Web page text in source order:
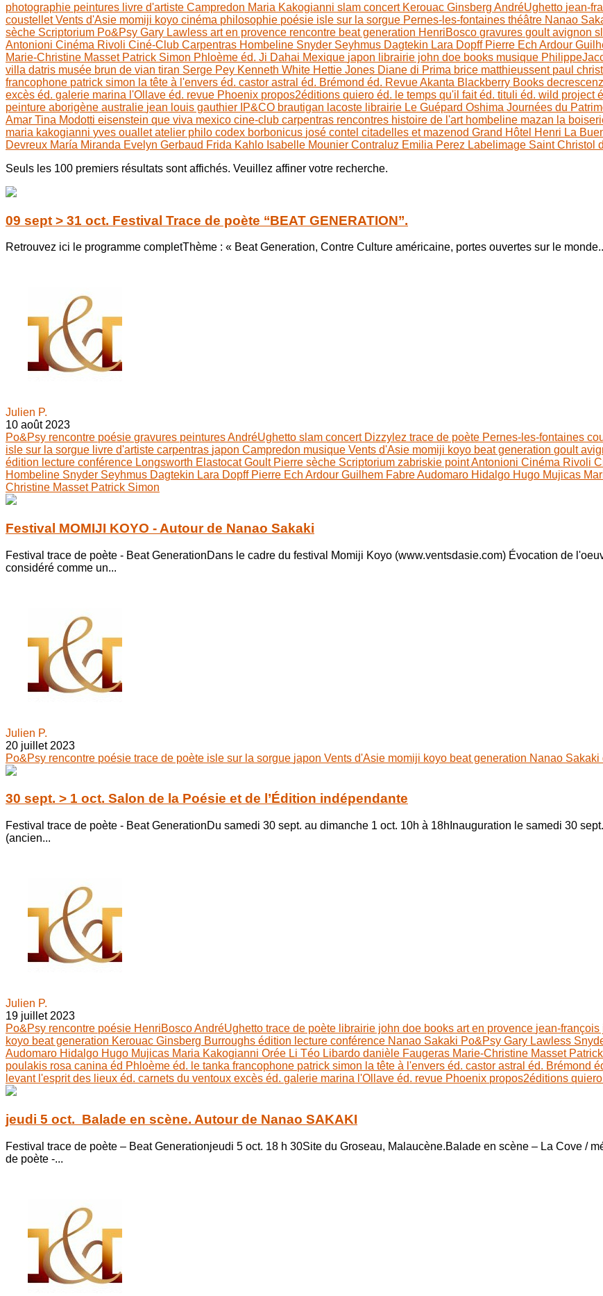
photographie peintures livre d'artiste Campredon Maria Kakogianni slam concert Kerouac Ginsberg AndréUghetto jean-
coustelletVents d'Asie momiji koyo cinéma philosophie poésie isle sur la sorgue Pernes-les-fontaines théâtre Nanao
sèche Scriptorium Po&Psy Gary Lawless art en provence rencontre beat generation HenriBosco gravures goultavignon
Antonioni Cinéma Rivoli Ciné-Club Carpentras Hombeline Snyder Seyhmus Dagtekin Lara Dopff Pierre Ech Ardour
Marie-Christine Masset Patrick Simon Phloème éd. Ji Dahai Mexique japon librairie john doe books musique
villa datris musée brun de vian tiran Serge Pey Kenneth White Hettie Jones Diane di Prima brice matthieussent paul
francophone patrick simon la tête à l'envers éd. castor astral éd. Brémond éd. Revue Akanta Blackberry Books
excès éd. galerie marina l'Ollave éd. revue Phoenix propos2éditions quiero éd. le temps qu'il fait éd. tituli éd. wild project
peinture aborigène australie jean louis gauthier IP&CO brautigan lacoste librairie Le Guépard Oshima Journées du
Amar Tina Modotti eisenstein que viva mexico cine-club carpentras rencontres histoire de l'art hombeline mazan la
maria kakogianni yves oualletatelier philo codex borbonicus josé contel citadelles et mazenod Grand Hôtel Henri La
Devreux María Miranda Evelyn Gerbaud Frida Kahlo Isabelle Mounier Contraluz Emilia Perez Labelimage Saint Christol
Seuls les 100 premiers résultats sont affichés. Veuillez affiner votre recherche.
09 sept > 31 oct. Festival Trace de poète ‘‘BEAT GENERATION’’.
Retrouvez ici le programme completThème : « Beat Generation, Contre Culture américaine, portes ouvertes sur le
Julien P.
10 août 2023
Po&Psy rencontre poésie gravures peinturesAndréUghetto slam concert Dizzylez trace de poète Pernes-les-fontaines
isle sur la sorgue livre d'artiste carpentras japon Campredon musique Vents d'Asie momiji koyo beat generation goult
édition lecture conférence Longsworth ElastocatGoult Pierre sèche Scriptorium zabriskie pointAntonioni Cinéma Rivoli
Hombeline Snyder Seyhmus Dagtekin Lara Dopff Pierre Ech Ardour Guilhem FabreAudomaro Hidalgo Hugo Mujicas
Christine Masset Patrick Simon
Festival MOMIJI KOYO - Autour de Nanao Sakaki
Festival trace de poète - Beat GenerationDans le cadre du festival Momiji Koyo (www.ventsdasie.com) Évocation de
considéré comme un...
Julien P.
20 juillet 2023
Po&Psy rencontre poésie trace de poète isle sur la sorgue japon Vents d'Asie momiji koyo beat generation Nanao Sakaki
30 sept. > 1 oct. Salon de la Poésie et de l’Édition indépendante
Festival trace de poète - Beat GenerationDu samedi 30 sept. au dimanche 1 oct. 10h à 18hInauguration le samedi 30
(ancien...
Julien P.
19 juillet 2023
Po&Psy rencontre poésie HenriBoscoAndréUghetto trace de poète librairie john doe books art en provence jean-françois
koyo beat generation Kerouac Ginsberg Burroughs édition lecture conférence Nanao Sakaki Po&Psy Gary Lawless
Audomaro Hidalgo Hugo Mujicas Maria Kakogianni Orée Li Téo Libardo danièle Faugeras Marie-Christine Masset
poulakis rosa canina éd Phloème éd. le tanka francophone patrick simon la tête à l'envers éd. castor astral éd. Brémond
levant l'esprit des lieux éd. carnets du ventoux excès éd. galerie marina l'Ollave éd. revue Phoenix propos2éditions
jeudi 5 oct. Balade en scène. Autour de Nanao SAKAKI
Festival trace de poète – Beat Generationjeudi 5 oct. 18 h 30Site du Groseau, Malaucène.Balade en scène – La Cove /
de poète -...